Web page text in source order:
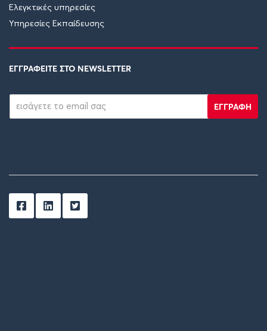
Ελεγκτικές υπηρεσίες
Υπηρεσίες Εκπαίδευσης
ΕΓΓΡΑΦΕΙΤΕ ΣΤΟ NEWSLETTER
ΕΓΓΡΑΦΗ